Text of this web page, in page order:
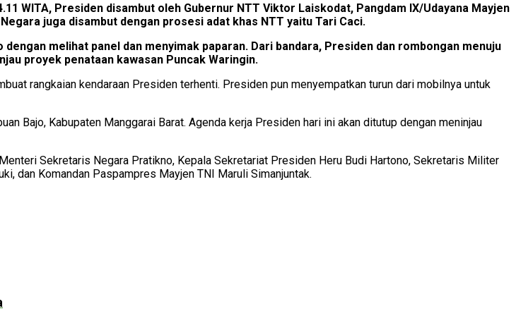
WITA, Presiden disambut oleh Gubernur NTT Viktor Laiskodat, Pangdam IX/Udayana Mayjen
juga disambut dengan prosesi adat khas NTT yaitu Tari Caci.
melihat panel dan menyimak paparan. Dari bandara, Presiden dan rombongan menuju
proyek penataan kawasan Puncak Waringin.
rangkaian kendaraan Presiden terhenti. Presiden pun menyempatkan turun dari mobilnya untuk
Bajo, Kabupaten Manggarai Barat. Agenda kerja Presiden hari ini akan ditutup dengan meninjau
Sekretaris Negara Pratikno, Kepala Sekretariat Presiden Heru Budi Hartono, Sekretaris Militer
dan Komandan Paspampres Mayjen TNI Maruli Simanjuntak.